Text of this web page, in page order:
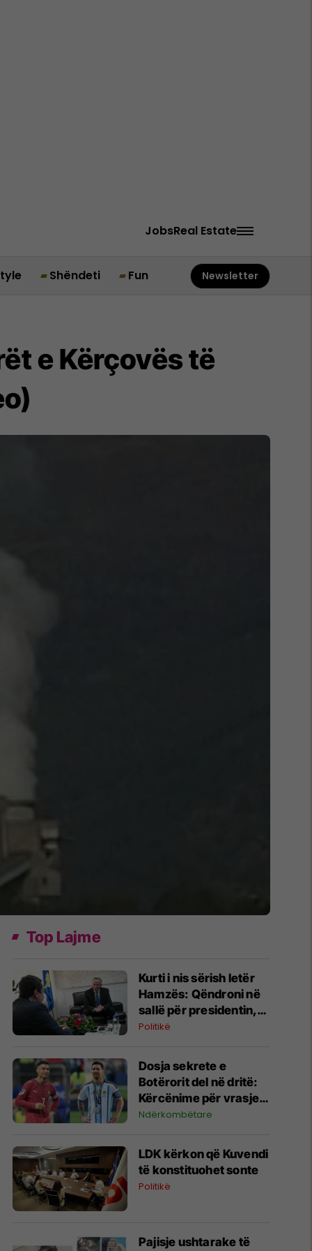
JobsReal Estate
Shëndeti Fun Newsletter
e Kërçovës të
Top Lajme
​Kurti i nis sërish letër
Hamzës: Qëndroni në
sallë për presidentin,
ua japim kryetarin e
Politikë
Dosja sekrete e
Botërorit del në dritë:
Kërcënime për vrasje
ndaj Ronaldos dhe
Ndërkombëtare
LDK kërkon që Kuvendi
të konstituohet sonte
Politikë
Pajisje ushtarake të